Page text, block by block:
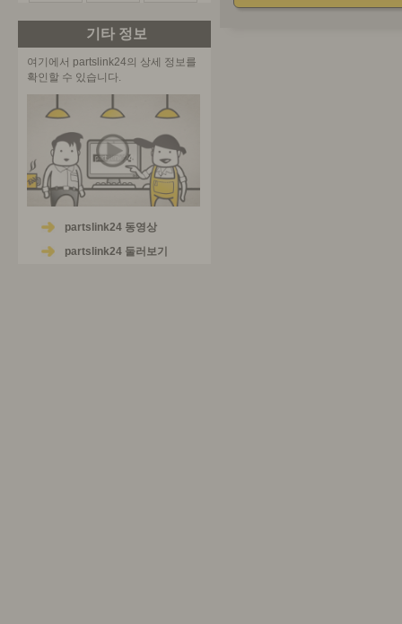
기타 정보
여기에서 partslink24의 상세 정보를
확인할 수 있습니다.
partslink24 동영상
partslink24 둘러보기